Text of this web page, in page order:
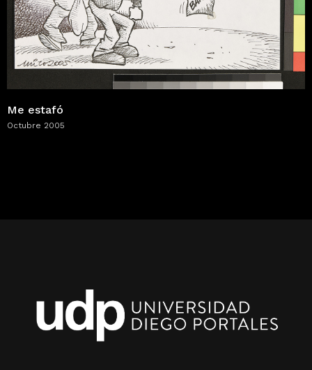
Me estafó
Octubre 2005